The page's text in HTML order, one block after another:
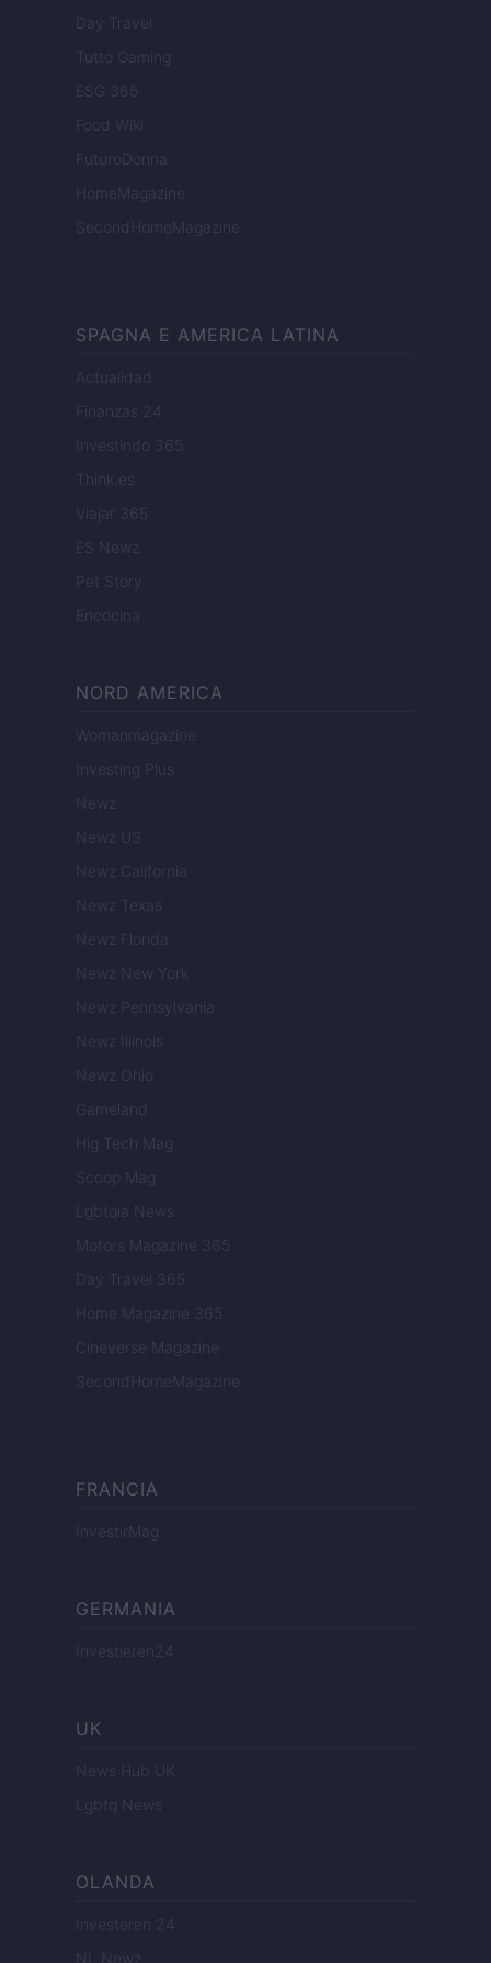
Day Travel
Tutto Gaming
ESG 365
Food Wiki
FuturoDonna
HomeMagazine
SecondHomeMagazine
SPAGNA E AMERICA LATINA
Actualidad
Finanzas 24
Investindo 365
Think.es
Viajar 365
ES Newz
Pet Story
Encocina
NORD AMERICA
Womanmagazine
Investing Plus
Newz
Newz US
Newz California
Newz Texas
Newz Florida
Newz New York
Newz Pennsylvania
Newz Illinois
Newz Ohio
Gameland
Hig Tech Mag
Scoop Mag
Lgbtqia News
Motors Magazine 365
Day Travel 365
Home Magazine 365
Cineverse Magazine
SecondHomeMagazine
FRANCIA
InvestirMag
GERMANIA
Investieren24
UK
News Hub UK
Lgbtq News
OLANDA
Investeren 24
NL Newz